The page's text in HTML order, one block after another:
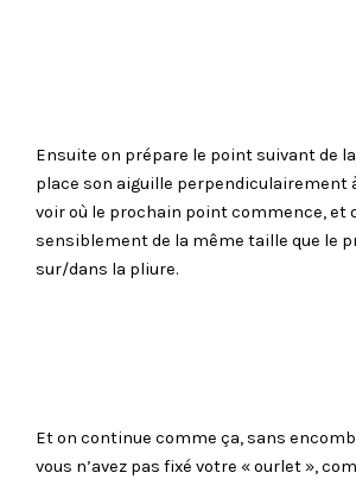
Ensuite on prépare le point suivant de
place son aiguille perpendiculairement
voir où le prochain point commence, et
sensiblement de la même taille que le
sur/dans la pliure.
Et on continue comme ça, sans
vous n’avez pas fixé votre « ourlet »,